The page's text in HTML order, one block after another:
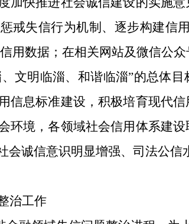
戒失信行为机制、逐步构建信
用数据；在相关网站及微信公众
文明临淄、和谐临淄”的总体
信息标准建设，积极培育现代
环境，各领域社会信用体系建
诚信意识明显增强、司法公信
治工作